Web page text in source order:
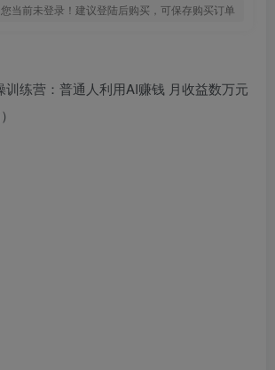
您当前未登录！建议登陆后购买，可保存购买订单